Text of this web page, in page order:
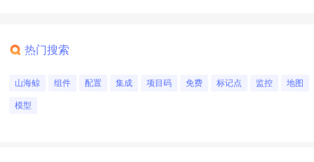
热门搜索
山海鲸 组件 配置 集成 项目码 免费 标记点 监控 地图
模型